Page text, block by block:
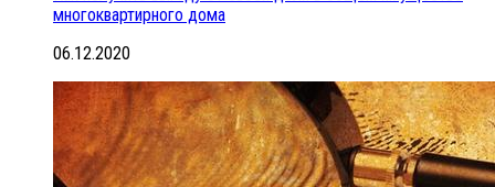
многоквартирного дома
06.12.2020